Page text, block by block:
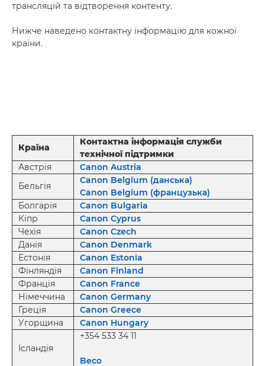
трансляцій та відтворення контенту.
Нижче наведено контактну інформацію для кожної
країни.
Країна
Контактна інформація служби
технічної підтримки
Австрія
Canon Austria
Бельгія
Canon Belgium (данська)
Canon Belgium (французька)
Болгарія
Canon Bulgaria
Кіпр
Canon Cyprus
Чехія
Canon Czech
Данія
Canon Denmark
Естонія
Canon Estonia
Фінляндія
Canon Finland
Франція
Canon France
Німеччина
Canon Germany
Греція
Canon Greece
Угорщина
Canon Hungary
Ісландія
+354 533 34 11
Beco